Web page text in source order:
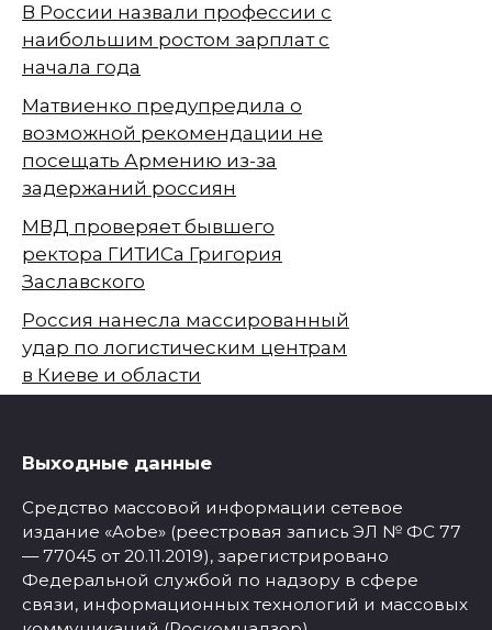
В России назвали профессии с
наибольшим ростом зарплат с
начала года
Матвиенко предупредила о
возможной рекомендации не
посещать Армению из-за
задержаний россиян
МВД проверяет бывшего
ректора ГИТИСа Григория
Заславского
Россия нанесла массированный
удар по логистическим центрам
в Киеве и области
Выходные данные
Средство массовой информации сетевое
издание «Aobe» (реестровая запись ЭЛ № ФС 77
— 77045 от 20.11.2019), зарегистрировано
Федеральной службой по надзору в сфере
связи, информационных технологий и массовых